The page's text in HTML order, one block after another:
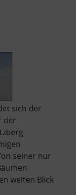
sich der
der
seiner nur
weiten Blick